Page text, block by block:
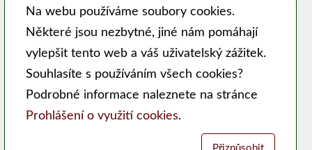
Časopis MODERNÍ VČELAŘ vydává PSNV-CZ:
Pracovní společnost nástavkových včelařů CZ, z. s.
Hlavní 99, 753 56 Opatovice
Kontakty
Na webu používáme soubory cookies.
Některé jsou nezbytné, jiné nám pomáhají
vylepšit tento web a váš uživatelský zážitek.
Souhlasíte s používáním všech cookies?
Podrobné informace naleznete na stránce
Prohlášení o využití cookies.